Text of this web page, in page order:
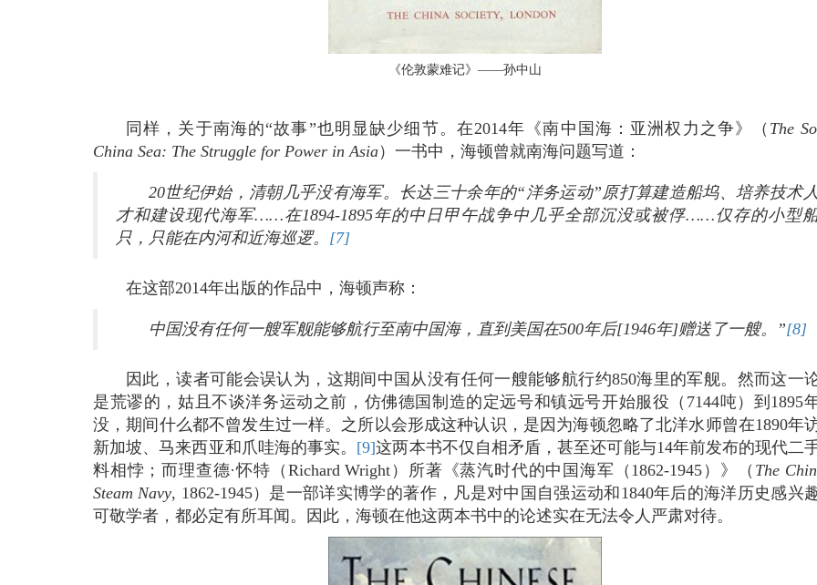
《伦敦蒙难记》——孙中山
同样，关于南海的“故事”也明显缺少细节。在2014年《南中国海：亚洲权力之争》（ The
China Sea: The Struggle for Power in Asia）一书中，海顿曾就南海问题写道：
20世纪伊始，清朝几乎没有海军。长达三十余年的“洋务运动”原打算建造船坞、培养技术
才和建设现代海军……在1894-1895年的中日甲午战争中几乎全部沉没或被俘……仅存的小型
只，只能在内河和近海巡逻。 [7]
在这部2014年出版的作品中，海顿声称：
中国没有任何一艘军舰能够航行至南中国海，直到美国在500年后[1946年]赠送了一艘。”[8]
因此，读者可能会误认为，这期间中国从没有任何一艘能够航行约850海里的军舰。然而这一
是荒谬的，姑且不谈洋务运动之前，仿佛德国制造的定远号和镇远号开始服役（7144吨）到1895
没，期间什么都不曾发生过一样。之所以会形成这种认识，是因为海顿忽略了北洋水师曾在1890年
新加坡、马来西亚和爪哇海的事实。 [9]这两本书不仅自相矛盾，甚至还可能与14年前发布的现代二
料相悖；而理查德·怀特（Richard Wright）所著《蒸汽时代的中国海军（1862-1945）》（ The
Steam Navy, 1862-1945）是一部详实博学的著作，凡是对中国自强运动和1840年后的海洋历史感兴
可敬学者，都必定有所耳闻。因此，海顿在他这两本书中的论述实在无法令人严肃对待。